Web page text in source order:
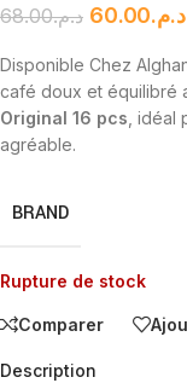
د.م.68.00 د.م.60.00
Disponible Chez
café doux et équilibré
Original 16 pcs ,
agréable.
BRAND
Rupture de stock
Comparer
Description